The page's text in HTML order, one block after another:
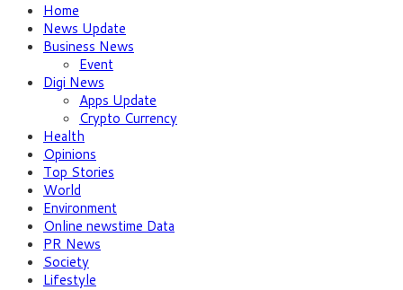
Home
News Update
Business News
Event
Digi News
Apps Update
Crypto Currency
Health
Opinions
Top Stories
World
Environment
Online newstime Data
PR News
Society
Lifestyle